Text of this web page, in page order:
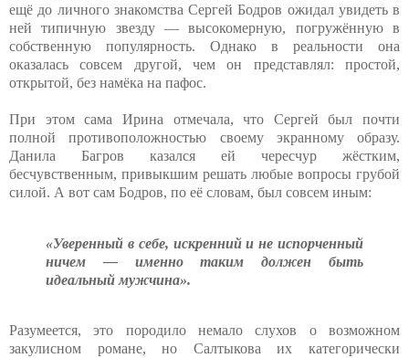
ещё до личного знакомства Сергей Бодров ожидал увидеть в
ней типичную звезду — высокомерную, погружённую в
собственную популярность. Однако в реальности она
оказалась совсем другой, чем он представлял: простой,
открытой, без намёка на пафос.
При этом сама Ирина отмечала, что Сергей был почти
полной противоположностью своему экранному образу.
Данила Багров казался ей чересчур жёстким,
бесчувственным, привыкшим решать любые вопросы грубой
силой. А вот сам Бодров, по её словам, был совсем иным:
«Уверенный в себе, искренний и не испорченный
ничем — именно таким должен быть
идеальный мужчина».
Разумеется, это породило немало слухов о возможном
закулисном романе, но Салтыкова их категорически